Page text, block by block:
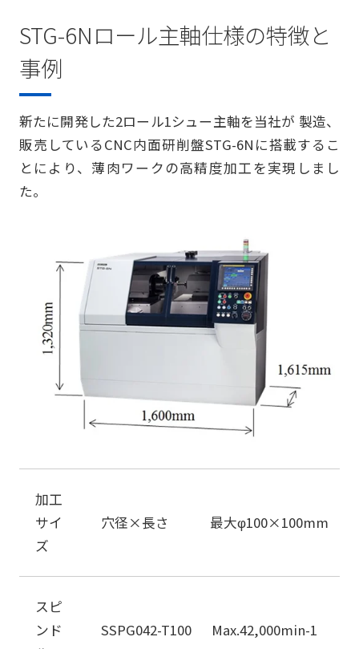
STG-6Nロール主軸仕様の特徴と
事例
新たに開発した2ロール1シュー主軸を当社が 製造、
販売しているCNC内面研削盤STG-6Nに搭載するこ
とにより、薄肉ワークの高精度加工を実現しまし
た。
加工
サイ
ズ
穴径×長さ 最大φ100×100mm
スピ
ンド
SSPG042-T100 Max.42,000min-1